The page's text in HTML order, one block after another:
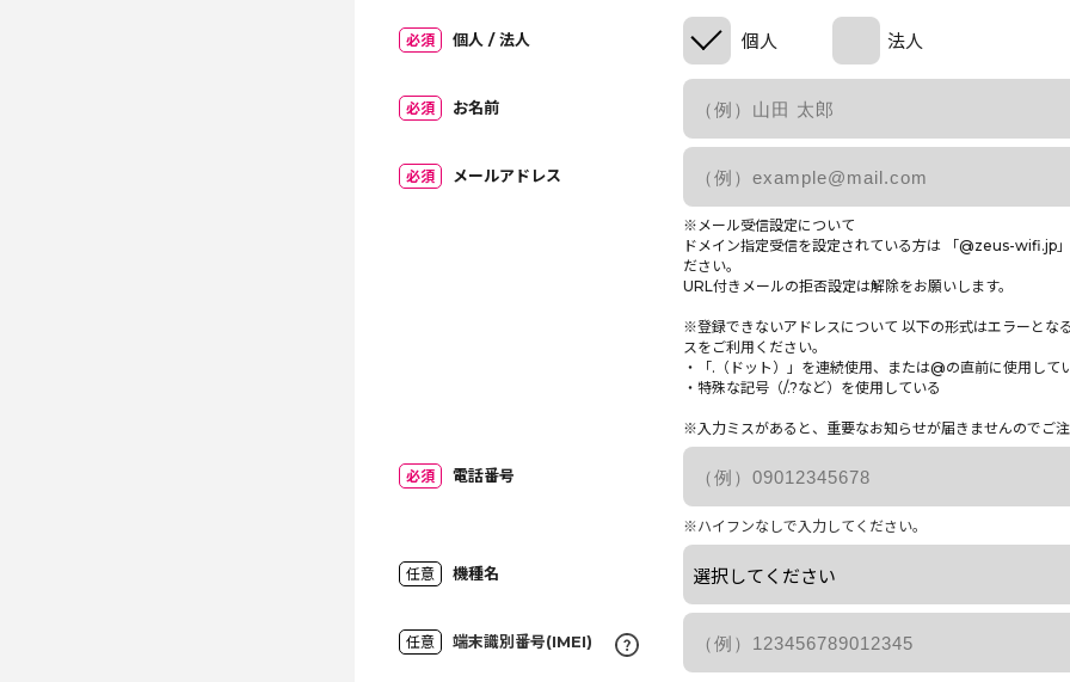
必須 個人 / 法人 個人 法人
必須 お名前
必須 メールアドレス
※メール受信設定について
ドメイン指定受信を設定されている方は 「@zeus-wifi.jp
ださい。
URL付きメールの拒否設定は解除をお願いします。
※登録できないアドレスについて 以下の形式はエラーとな
スをご利用ください。
・「.（ドット）」を連続使用、または@の直前に使用して
・特殊な記号（/.?など）を使用している
※入力ミスがあると、重要なお知らせが届きませんのでご
必須 電話番号
※ハイフンなしで入力してください。
任意 機種名
任意 端末識別番号(IMEI)